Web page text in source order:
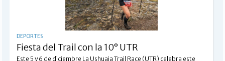
DEPORTES
Fiesta del Trail con la 10° UTR
Este 5 y 6 de diciembre La Ushuaia Trail Race (UTR) celebra este